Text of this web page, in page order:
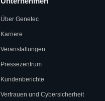
Über Genetec
Karriere
Veranstaltungen
Pressezentrum
Kundenberichte
Vertrauen und Cybersicherheit